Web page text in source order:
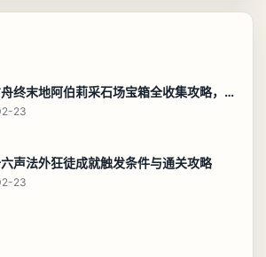
明日方舟终末地阿伯莉采石场宝箱全收集攻略，全点位分布图与路线
23
声法外狂徒成就触发条件与通关攻略
23